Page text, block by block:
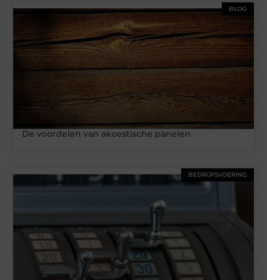
BLOG
De voordelen van akoestische panelen
BEDRIJFSVOERING